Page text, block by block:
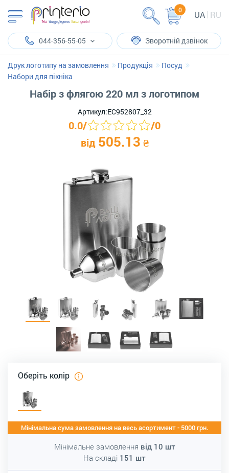
UA RU
0
044-356-55-05 Зворотній дзвінок
Друк логотипу на замовлення Продукція
Посуд
Набори для пікніка
Набір з флягою 220 мл з логотипом
Артикул:ЕС952807_32
0.0/ /0
від 505.13 ₴
Оберіть колір
Мінімальна сума замовлення на весь асортимент - 5000 грн.
Мінімальне замовлення від 10 шт
На складі 151 шт